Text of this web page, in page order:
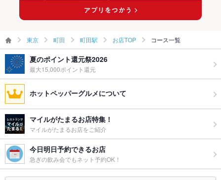
東京 町田 町田駅 お店TOP コース一覧
夏のポイント還元祭2026
最大15,000ポイント還元
ホットペッパーグルメについて
マイルがたまるお店特集！
マイルがたまるお店をご紹介
今日明日予約できるお店
急ぎの飲み会でもネット予約OK！